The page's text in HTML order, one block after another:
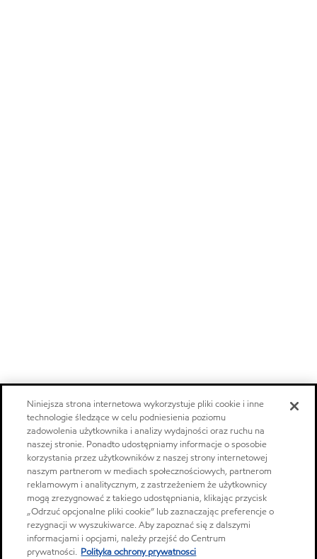
Niniejsza strona internetowa wykorzystuje pliki cookie i inne
technologie śledzące w celu podniesienia poziomu
zadowolenia użytkownika i analizy wydajności oraz ruchu na
naszej stronie. Ponadto udostępniamy informacje o sposobie
korzystania przez użytkowników z naszej strony internetowej
naszym partnerom w mediach społecznościowych, partnerom
reklamowym i analitycznym, z zastrzeżeniem że użytkownicy
mogą zrezygnować z takiego udostępniania, klikając przycisk
„Odrzuć opcjonalne pliki cookie” lub zaznaczając preferencje o
rezygnacji w wyszukiwarce. Aby zapoznać się z dalszymi
informacjami i opcjami, należy przejść do Centrum
prywatności. Polityka ochrony prywatnosci